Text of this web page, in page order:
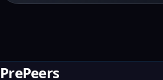
PrePeers